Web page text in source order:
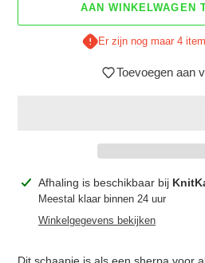
AAN WINKELWAGEN
Er zijn nog maar 4
Toevoegen aan
Product
toegevoegen
Afhaling is beschikbaar bij
Meestal klaar binnen 24 uur
Winkelgegevens bekijken
Dit schaapje is als een sherpa voor